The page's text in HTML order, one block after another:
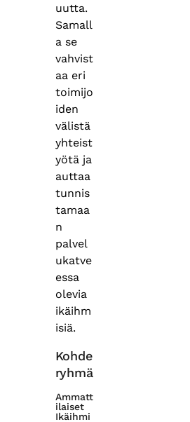
uutta.
Samall
a se
vahvist
aa eri
toimijo
iden
välistä
yhteist
yötä ja
auttaa
tunnis
tamaa
n
palvel
ukatve
essa
olevia
ikäihm
isiä.
Kohde
ryhmä
Ammatt
ilaiset
Ikäihmi